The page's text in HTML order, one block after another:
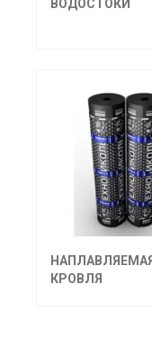
ВОДОСТОКИ
НАПЛАВЛЯЕМАЯ
КРОВЛЯ